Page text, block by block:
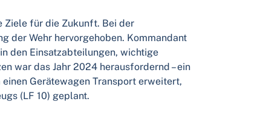
Ziele für die Zukunft. Bei der
der Wehr hervorgehoben. Kommandant
den Einsatzabteilungen, wichtige
war das Jahr 2024 herausfordernd – ein
Gerätewagen Transport erweitert,
(LF 10) geplant.